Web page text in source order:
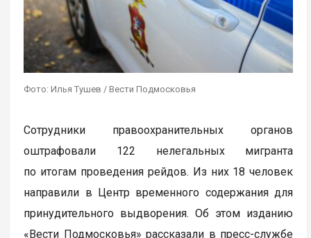
Фото: Илья Тушев / Вести Подмосковья
Сотрудники правоохранительных органов
оштрафовали 122 нелегальных мигранта
по итогам проведения рейдов. Из них 18 человек
направили в Центр временного содержания для
принудительного выдворения. Об этом изданию
«Вести Подмосковья» рассказали в пресс-службе